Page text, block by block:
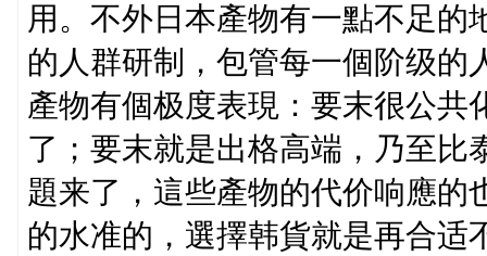
用。不外日本產物有一點不足的
的人群研制，包管每一個阶级的
產物有個极度表現：要末很公共
了；要末就是出格高端，乃至比
題来了，這些產物的代价响應的
的水准的，選擇韩貨就是再合适